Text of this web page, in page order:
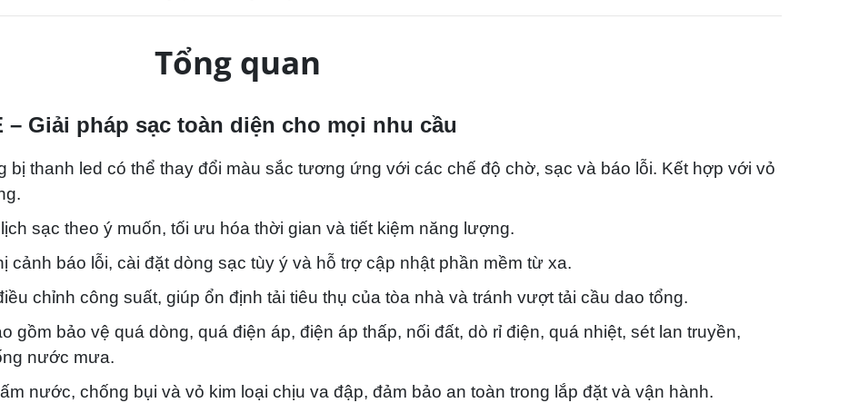
Tổng quan
Giải pháp sạc toàn diện cho mọi nhu cầu
bị thanh led có thể thay đổi màu sắc tương ứng với các chế độ chờ, sạc và báo lỗi. Kết hợp với vỏ
sạc theo ý muốn, tối ưu hóa thời gian và tiết kiệm năng lượng.
cảnh báo lỗi, cài đặt dòng sạc tùy ý và hỗ trợ cập nhật phần mềm từ xa.
chỉnh công suất, giúp ổn định tải tiêu thụ của tòa nhà và tránh vượt tải cầu dao tổng.
gồm bảo vệ quá dòng, quá điện áp, điện áp thấp, nối đất, dò rỉ điện, quá nhiệt, sét lan truyền,
nước mưa.
nước, chống bụi và vỏ kim loại chịu va đập, đảm bảo an toàn trong lắp đặt và vận hành.